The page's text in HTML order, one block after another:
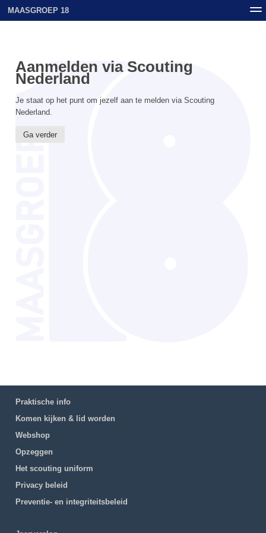
MAASGROEP 18
Aanmelden via Scouting
Nederland
Je staat op het punt om jezelf aan te melden via Scouting
Nederland.
Ga verder
Praktische info
Komen kijken & lid worden
Webshop
Opzeggen
Het scouting uniform
Privacy beleid
Preventie- en integriteitsbeleid